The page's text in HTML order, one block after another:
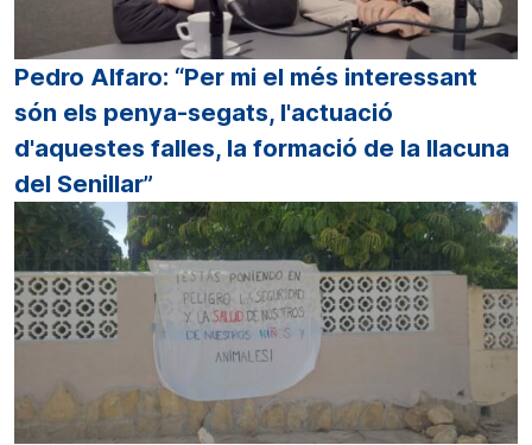
Pedro Alfaro: “Per mi el més interessant
són els penya-segats, l'actuació
d'aquestes falles, la formació de la llacuna
del Senillar”